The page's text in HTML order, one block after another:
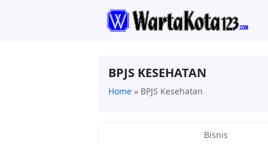
BPJS KESEHATAN
Home » BPJS Kesehatan
Bisnis